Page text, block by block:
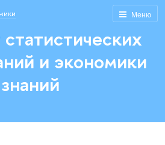
Меню
и экономики
знаний